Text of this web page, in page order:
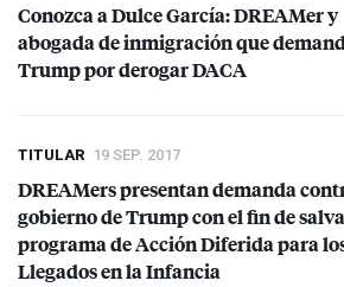
Conozca a Dulce García: DREAMer y
abogada de inmigración que
Trump por derogarDACA
TITULAR 19 SEP. 2017
DREAMers presentan demanda
gobierno de Trump con el fin de
programa de Acción Diferida para
Llegados en la Infancia